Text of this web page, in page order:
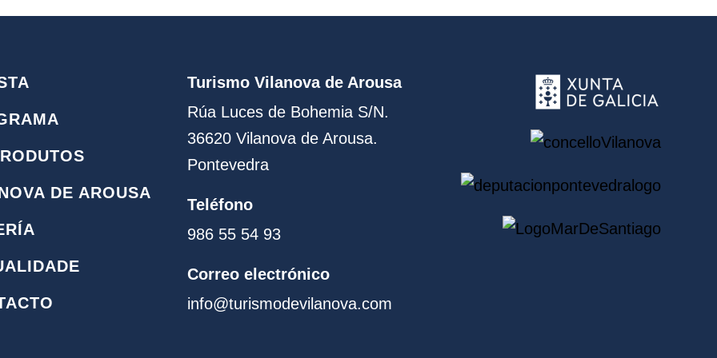
DE AROUSA
Turismo Vilanova de Arousa
Rúa Luces de Bohemia S/N.
36620 Vilanova de Arousa.
Pontevedra
Teléfono
986 55 54 93
Correo electrónico
info@turismodevilanova.com